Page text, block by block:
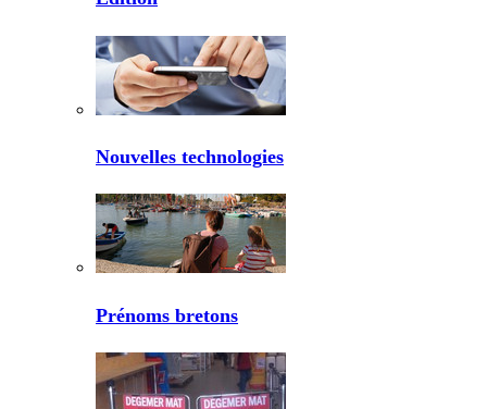
Nouvelles technologies
Prénoms bretons